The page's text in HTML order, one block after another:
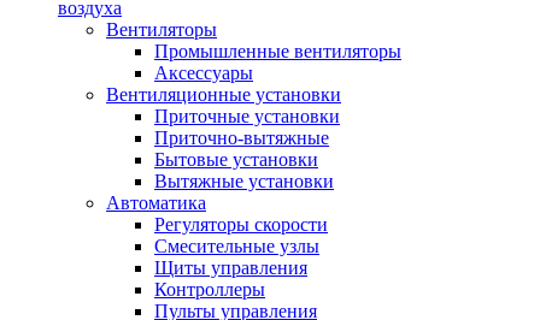
воздуха
Вентиляторы
Промышленные вентиляторы
Аксессуары
Вентиляционные установки
Приточные установки
Приточно-вытяжные
Бытовые установки
Вытяжные установки
Автоматика
Регуляторы скорости
Смесительные узлы
Щиты управления
Контроллеры
Пульты управления